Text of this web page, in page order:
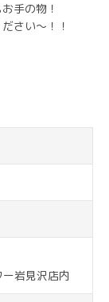
手の物！
さい〜！！
岩見沢店内